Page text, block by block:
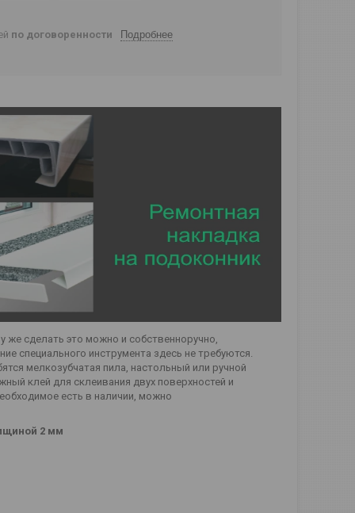
по договоренности Подробнее
сделать это можно и собственноручно,
специального инструмента здесь не требуются.
мелкозубчатая пила, настольный или ручной
клей для склеивания двух поверхностей и
есть в наличии, можно
2 мм